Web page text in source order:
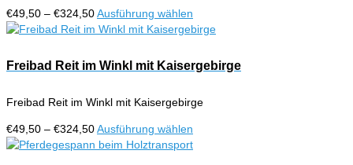
können
auf
Produktseite
werden
€49,50 – €324,50Preisspanne:
€49,50
€324,50
Ausführung wählen
Produkt
mehrere
Varianten
Die
können
auf
Freibad Reit im Winkl mit Kaisergebirge
Freibad Reit im Winkl mit Kaisergebirge
€49,50 – €324,50Preisspanne:
€49,50
Ausführung wählen
Produkt